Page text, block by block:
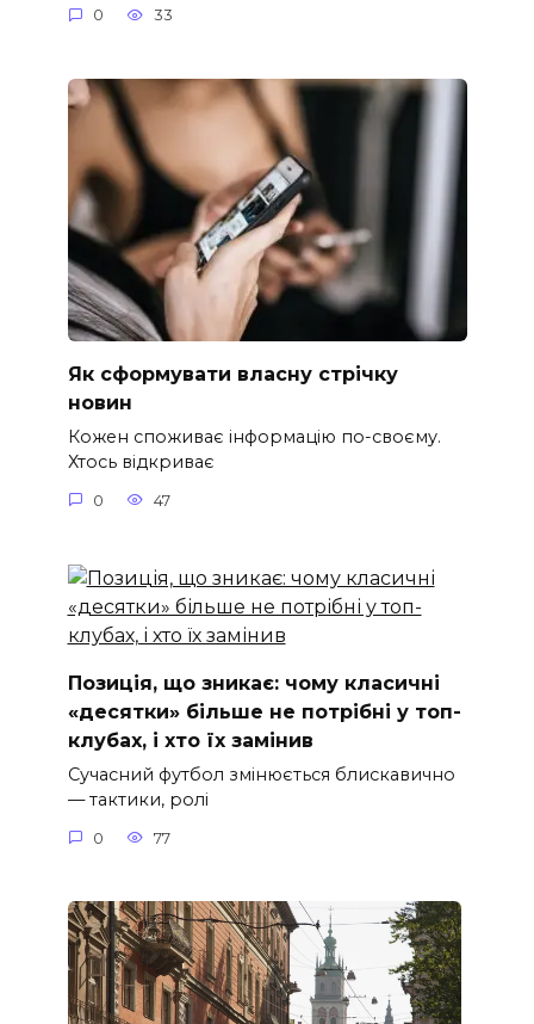
0 33
Як сформувати власну стрічку
новин
Кожен споживає інформацію по-своєму.
Хтось відкриває
0 47
Позиція, що зникає: чому класичні
«десятки» більше не потрібні у топ-
клубах, і хто їх замінив
Сучасний футбол змінюється блискавично
— тактики, ролі
0 77